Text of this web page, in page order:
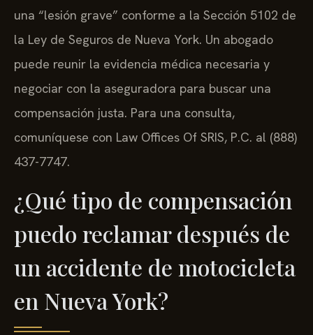
una “lesión grave” conforme a la Sección 5102 de
la Ley de Seguros de Nueva York. Un abogado
puede reunir la evidencia médica necesaria y
negociar con la aseguradora para buscar una
compensación justa. Para una consulta,
comuníquese con Law Offices Of SRIS, P.C. al (888)
437-7747.
¿Qué tipo de compensación
puedo reclamar después de
un accidente de motocicleta
en Nueva York?